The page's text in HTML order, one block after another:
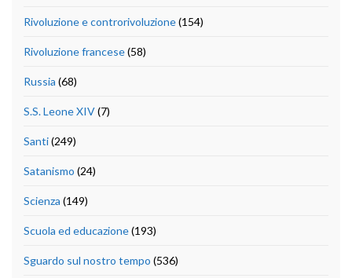
Rivoluzione e controrivoluzione(154)
Rivoluzione francese(58)
Russia (68)
S.S. Leone XIV(7)
Santi(249)
Satanismo (24)
Scienza (149)
Scuola ed educazione(193)
Sguardo sul nostro tempo (536)